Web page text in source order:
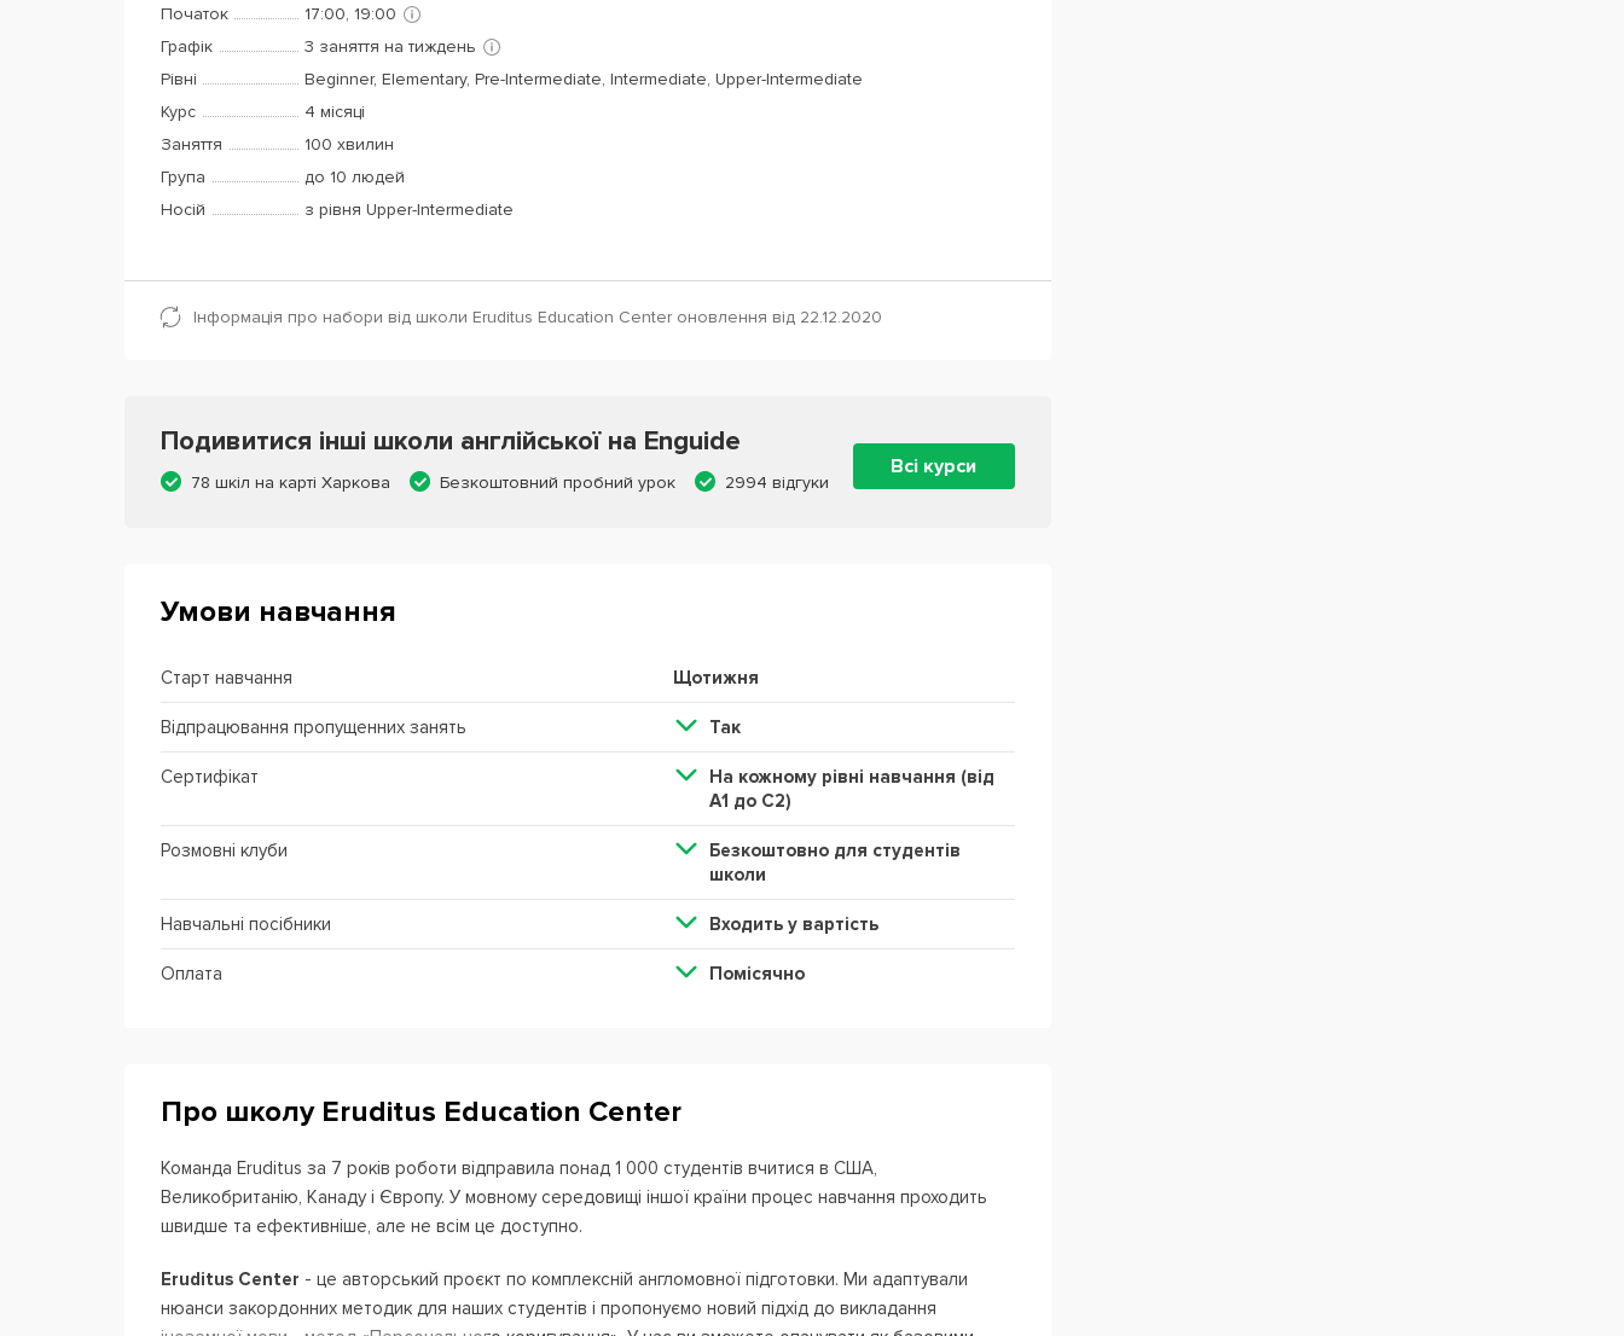
Початок
17:00, 19:00
Графік
3 заняття на тиждень
Рівні
Beginner, Elementary, Pre-Intermediate, Intermediate, Upper-Intermediate
Курс
4 місяці
Заняття
100 хвилин
Група
до 10 людей
Носій
з рівня Upper-Intermediate
Інформація про набори від школи Eruditus Education Center оновлення від 22.12.2020
Подивитися інші школи англійської на Enguide
78 шкіл на карті Харкова Безкоштовний пробний урок 2994 відгуки
Всі курси
Умови навчання
Старт навчання Щотижня
Відпрацювання пропущенних занять Так
Сертифікат
На кожному рівні навчання (від
А1 до С2)
Розмовні клуби
Безкоштовно для студентів
школи
Навчальні посібники Входить у вартість
Оплата Помісячно
Про школу Eruditus Education Center
Команда Eruditus за 7 років роботи відправила понад 1 000 студентів вчитися в США,
Великобританію, Канаду і Європу. У мовному середовищі іншої країни процес навчання проходить
швидше та ефективніше, але не всім це доступно.
Eruditus Center - це авторський проєкт по комплексній англомовної підготовки. Ми адаптували
нюанси закордонних методик для наших студентів і пропонуємо новий підхід до викладання